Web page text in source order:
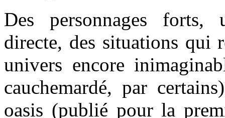
Des personnages
directe, des situations qui
univers encore
cauchemardé, par
oasis (publié pour la